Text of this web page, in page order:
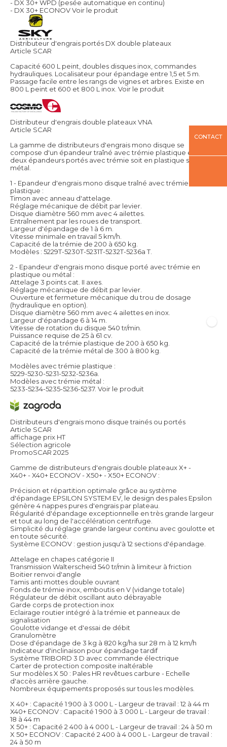
- DX 30+ WPD (pesée automatique en continu)
- DX 30+ ECONOVVoir le produit
Distributeur d'engrais portés DX double plateaux
Article SCAR
Capacité 600 L peint, doubles disques inox, commandes
hydrauliques. Localisateur pour épandage entre 1,5 et 5 m.
Passage facile entre les rangs de vignes et arbres. Existe en
800 L peint et 600 et 800 L inox. Voir le produit
Distributeur d'engrais double plateaux VNA
Article SCAR
La gamme de distributeurs d'engrais mono disque se
compose d'un épandeur traîné avec trémie plastique et de
deux épandeurs portés avec trémie soit en plastique soit en
métal.
1 - Epandeur d'engrais mono disque traîné avec trémie en
plastique :
Timon avec anneau d'attelage.
Réglage mécanique de débit par levier.
Disque diamètre 560 mm avec 4 ailettes.
Entraînement par les roues de transport.
Largeur d'épandage de 1 à 6 m.
Vitesse minimale en travail 5 km/h.
Capacité de la trémie de 200 à 650 kg.
Modèles : 5229T-5230T-5231T-5232T-5236a T.
2 - Epandeur d'engrais mono disque porté avec trémie en
plastique ou métal :
Attelage 3 points cat. II axes.
Réglage mécanique de débit par levier.
Ouverture et fermeture mécanique du trou de dosage
(hydraulique en option).
Disque diamètre 560 mm avec 4 ailettes en inox.
Largeur d'épandage 6 à 14 m.
Vitesse de rotation du disque 540 tr/min.
Puissance requise de 25 à 61 cv.
Capacité de la trémie plastique de 200 à 650 kg.
Capacité de la trémie métal de 300 à 800 kg.
Modèles avec trémie plastique :
5229-5230-5231-5232-5236a.
Modèles avec trémie métal :
5233-5234-5235-5236-5237. Voir le produit
Distributeurs d'engrais mono disque trainés ou portés
Article SCAR
affichage prix HT
Sélection agricole
PromoSCAR 2025
Gamme de distributeurs d'engrais double plateaux X+ -
X40+ - X40+ ECONOV - X50+ - X50+ ECONOV :
Précision et répartition optimale grâce au système
d'épandage EPSILON SYSTEM EV, le design des pales Epsilon
génère 4 nappes pures d'engrais par plateau.
Régularité d'épandage exceptionnelle en très grande largeur
et tout au long de l'accélération centrifuge.
Simplicité du réglage grande largeur continu avec goulotte et
en toute sécurité.
Système ECONOV : gestion jusqu'à 12 sections d'épandage.
Attelage en chapes catégorie II
Transmission Walterscheid 540 tr/min à limiteur à friction
Boitier renvoi d'angle
Tamis anti mottes double ouvrant
Fonds de trémie inox, emboutis en V (vidange totale)
Régulateur de débit oscillant auto débrayable
Garde corps de protection inox
Eclairage routier intégré à la trémie et panneaux de
signalisation
Goulotte vidange et d'essai de débit
Granulomètre
Dose d'épandage de 3 kg à 820 kg/ha sur 28 m à 12 km/h
Indicateur d'inclinaison pour épandage tardif
Système TRIBORD 3 D avec commande électrique
Carter de protection composite inaltérable
Sur modèles X 50 : Pales HR revêtues carbure - Echelle
d'accès arrière gauche.
Nombreux équipements proposés sur tous les modèles.
X 40+ : Capacité 1 900 à 3 000 L - Largeur de travail : 12 à 44 m
X40+ ECONOV : Capacité 1 900 à 3 000 L - Largeur de travail :
18 à 44 m
X 50+ : Capacité 2 400 à 4 000 L - Largeur de travail : 24 à 50 m
X 50+ ECONOV : Capacité 2 400 à 4 000 L - Largeur de travail :
24 à 50 m
CONTACT